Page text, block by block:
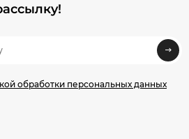
обработки персональных данных